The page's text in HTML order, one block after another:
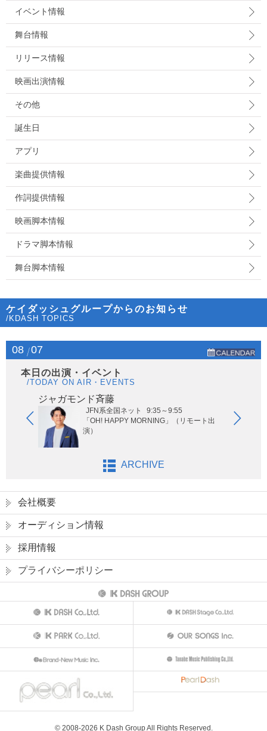
イベント情報
舞台情報
リリース情報
映画出演情報
その他
誕生日
アプリ
楽曲提供情報
作詞提供情報
映画脚本情報
ドラマ脚本情報
舞台脚本情報
ケイダッシュグループからのお知らせ
/KDASH TOPICS
08 07
本日の出演・イベント
/TODAY ON AIR・EVENTS
ジャガモンド斉藤
JFN系全国ネット
9:35～9:55
「OH! HAPPY MORNING」（リモート出
演）
ARCHIVE
会社概要
オーディション情報
採用情報
プライバシーポリシー
© 2008-2026 K Dash Group All Rights Reserved.